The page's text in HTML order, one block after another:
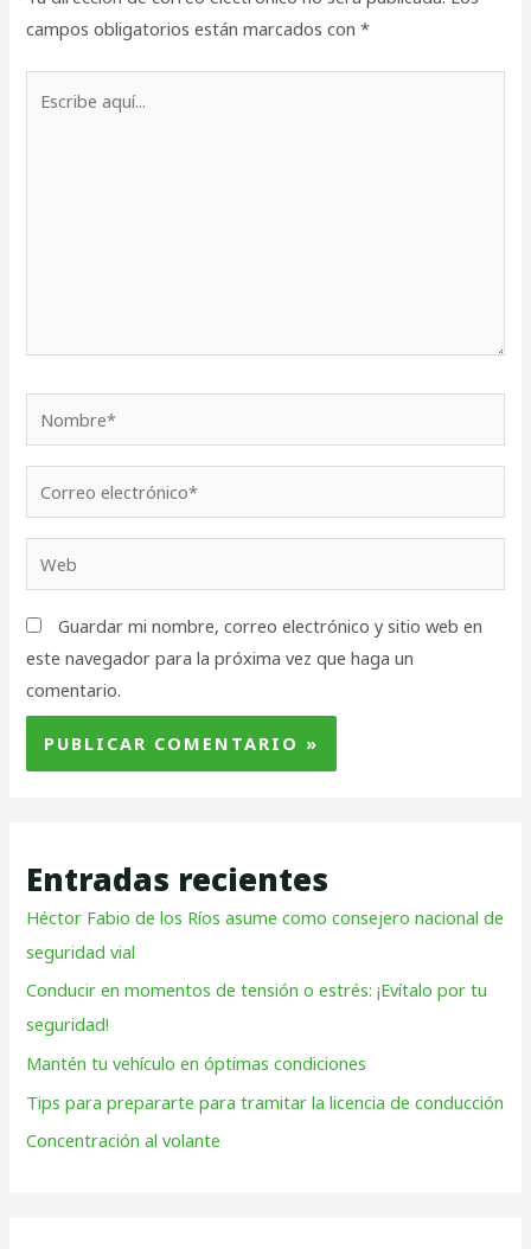
campos obligatorios están marcados con*
Guardar mi nombre, correo electrónico y sitio web en
este navegador para la próxima vez que haga un
comentario.
Entradas recientes
Héctor Fabio de los Ríos asume como consejero nacional de
seguridad vial
Conducir en momentos de tensión o estrés: ¡Evítalo por tu
seguridad!
Mantén tu vehículo en óptimas condiciones
Tips para prepararte para tramitar la licencia de conducción
Concentración al volante